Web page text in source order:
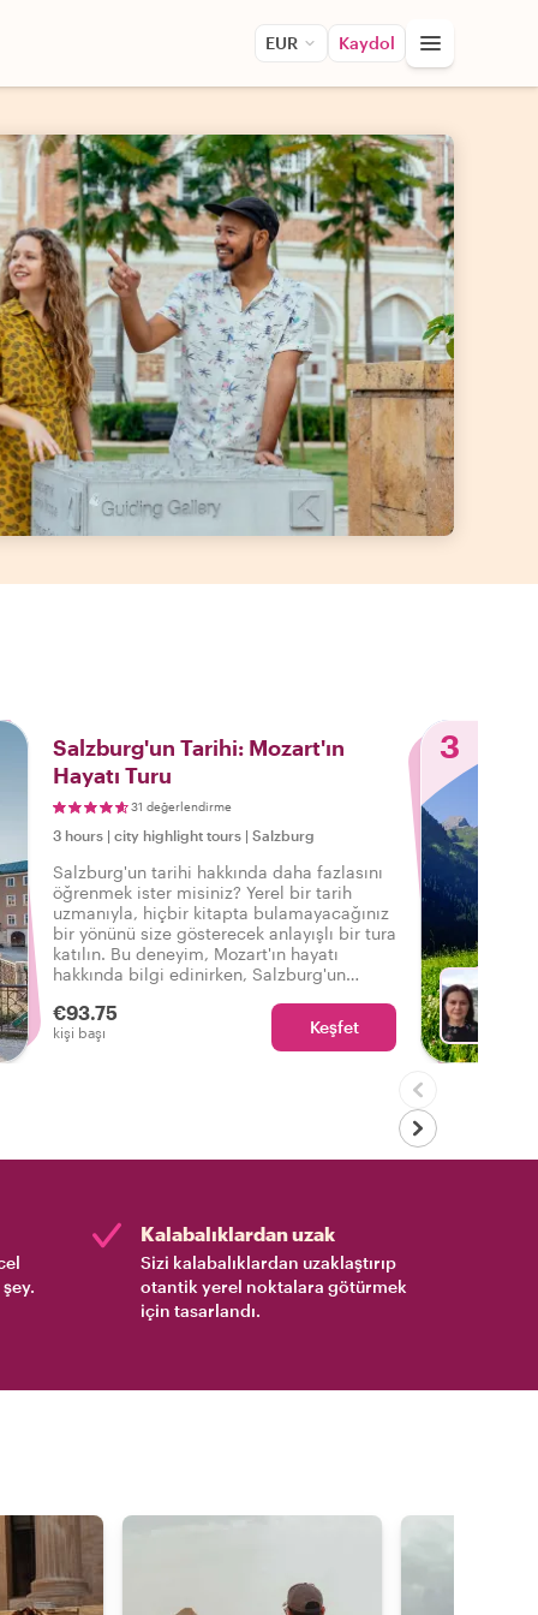
EUR Kaydol
Salzburg'un Tarihi: Mozart'ın
Hayatı Turu
31 değerlendirme
3 hours | city highlight tours | Salzburg
Salzburg'un tarihi hakkında daha fazlasını
öğrenmek ister misiniz? Yerel bir tarih
uzmanıyla, hiçbir kitapta bulamayacağınız
bir yönünü size gösterecek anlayışlı bir tura
katılın. Bu deneyim, Mozart'ın hayatı
hakkında bilgi edinirken, Salzburg'un
açısıyla gözlerinizi açacak.
€93.75
kişi başı Keşfet
3
Kalabalıklardan uzak
Sizi kalabalıklardan uzaklaştırıp
otantik yerel noktalara götürmek
için tasarlandı.